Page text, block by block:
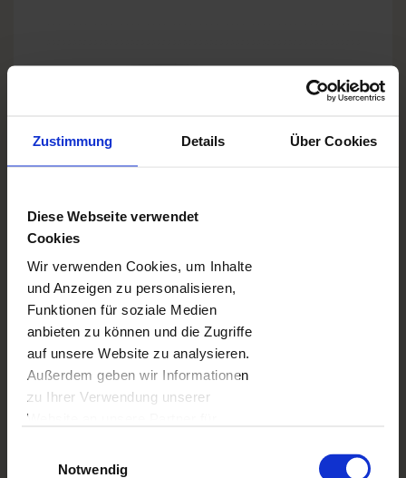
Zustimmung Details Über Cookies
Diese Webseite verwendet
Cookies
Wir verwenden Cookies, um Inhalte
und Anzeigen zu personalisieren,
Funktionen für soziale Medien
anbieten zu können und die Zugriffe
auf unsere Website zu analysieren.
Außerdem geben wir Informationen
zu Ihrer Verwendung unserer
Website an unsere Partner für
Analysen weiter. Unsere Partner
Notwendig
VERLIEBT IN PARIS